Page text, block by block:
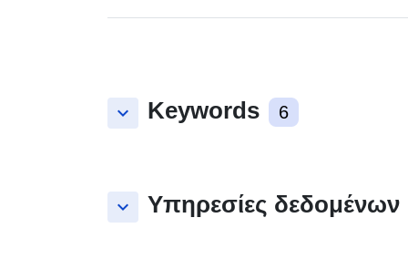
keyboard_arrow_down Keywords 6
keyboard_arrow_down Υπηρεσίες δεδομένων